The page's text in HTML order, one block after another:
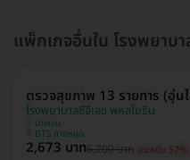
แพ็กเกจอื่นใน โรงพยาบ
ตรวจสุขภาพ 13 รายการ (อุ่น
โรงพยาบาลซีจีเอช พหลโยธิน
บางเขน
BTS สายหยุด
2,673 บาท6,200 บาท ประหยัด 57%